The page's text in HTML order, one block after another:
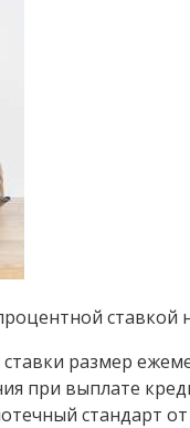
ставкой
размер
при выплате
стандарт